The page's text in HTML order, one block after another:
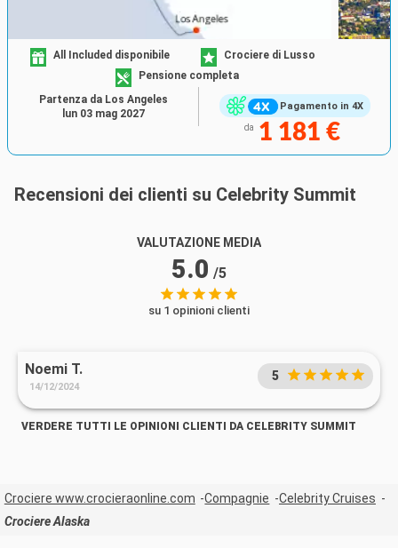
Pagamento in 4X
All Included disponibile
Crociere di Lusso
Pensione completa
da 1 181 €
Partenza da Los Angeles
lun 03 mag 2027
Recensioni dei clienti su Celebrity Summit
VALUTAZIONE MEDIA
5.0 /5
su 1 opinioni clienti
Noemi T.
14/12/2024
5
VERDERE TUTTI LE OPINIONI CLIENTI DA CELEBRITY SUMMIT
Crociere www.crocieraonline.com Compagnie
Celebrity Cruises
Crociere Alaska